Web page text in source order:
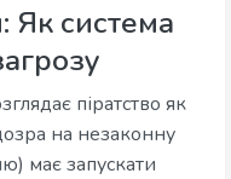
Як система
піратство як
на незаконну
має запускати